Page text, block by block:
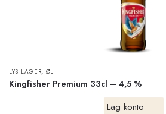
LYS LAGER, ØL
Kingfisher Premium 33cl – 4,5 %
Lag konto